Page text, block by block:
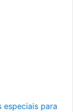
especiais para